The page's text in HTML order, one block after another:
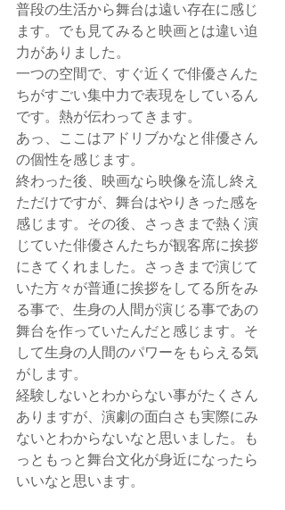
普段の生活から舞台は遠い存在に感じ
ます。でも見てみると映画とは違い迫
力がありました。
一つの空間で、すぐ近くで俳優さんた
ちがすごい集中力で表現をしているん
です。熱が伝わってきます。
あっ、ここはアドリブかなと俳優さん
の個性を感じます。
終わった後、映画なら映像を流し終え
ただけですが、舞台はやりきった感を
感じます。その後、さっきまで熱く演
じていた俳優さんたちが観客席に挨拶
にきてくれました。さっきまで演じて
いた方々が普通に挨拶をしてる所をみ
る事で、生身の人間が演じる事であの
舞台を作っていたんだと感じます。そ
して生身の人間のパワーをもらえる気
がします。
経験しないとわからない事がたくさん
ありますが、演劇の面白さも実際にみ
ないとわからないなと思いました。も
っともっと舞台文化が身近になったら
いいなと思います。